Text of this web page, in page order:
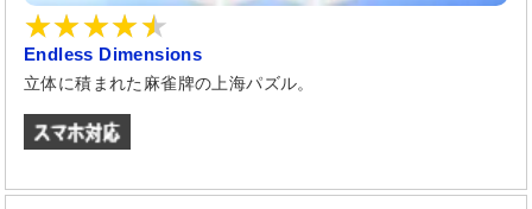
Endless Dimensions
立体に積まれた麻雀牌の上海パズル。